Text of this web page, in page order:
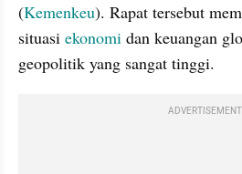
(Kemenkeu). Rapat tersebut
situasi ekonomi dan keuangan
geopolitik yang sangat tinggi.
ADVERTISEMENT